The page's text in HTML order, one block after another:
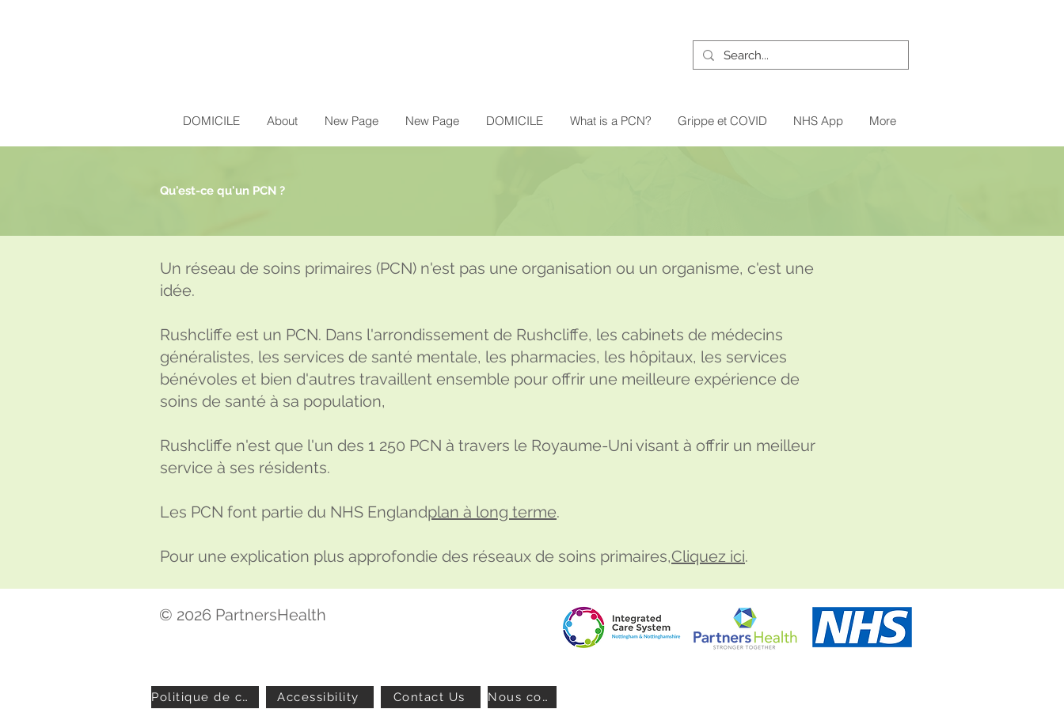
DOMICILE About New Page New Page DOMICILE What is a PCN? Grippe et COVID NHS App More
Qu'est-ce qu'un PCN ?
Un réseau de soins primaires (PCN) n'est pas une organisation ou un organisme, c'est une
idée.
Rushcliffe est un PCN. Dans l'arrondissement de Rushcliffe, les cabinets de médecins
généralistes, les services de santé mentale, les pharmacies, les hôpitaux, les services
bénévoles et bien d'autres travaillent ensemble pour offrir une meilleure expérience de
soins de santé à sa population,
Rushcliffe n'est que l'un des 1 250 PCN à travers le Royaume-Uni visant à offrir un meilleur
service à ses résidents.
Les PCN font partie du NHS Englandplan à long terme.
Pour une explication plus approfondie des réseaux de soins primaires,Cliquez ici.
© 2026 PartnersHealth
Politique de confidentialité Accessibility Contact Us Nous contacter